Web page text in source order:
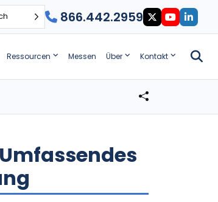
866.442.2959
Ressourcen Messen Über Kontakt